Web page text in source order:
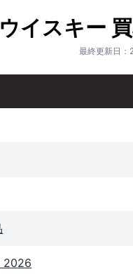
ウイスキー
最終更新日：
2026